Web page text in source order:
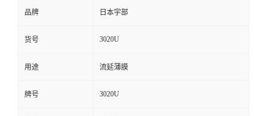
品牌 日本宇部
货号 3020U
用途 流延薄膜
牌号 3020U